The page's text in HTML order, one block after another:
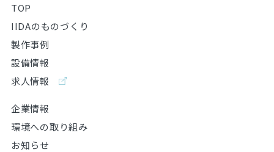
TOP
IIDAのものづくり
製作事例
設備情報
求人情報
企業情報
環境への取り組み
お知らせ